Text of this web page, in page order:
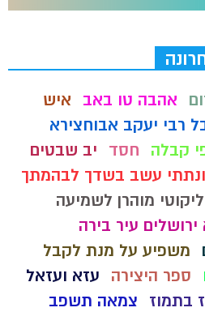
אהבה טו באב
איש
רבי יעקב אבוחצירא
קבלה
חסד
יב שבטים
עשב בשדך לבהמתך
ליקוטי מוהרן לשמיעה
עיר בירה
משפיע על מנת לקבל
ספר היצירה
עזא ועזאל
בתמוז
צמאה תשפב